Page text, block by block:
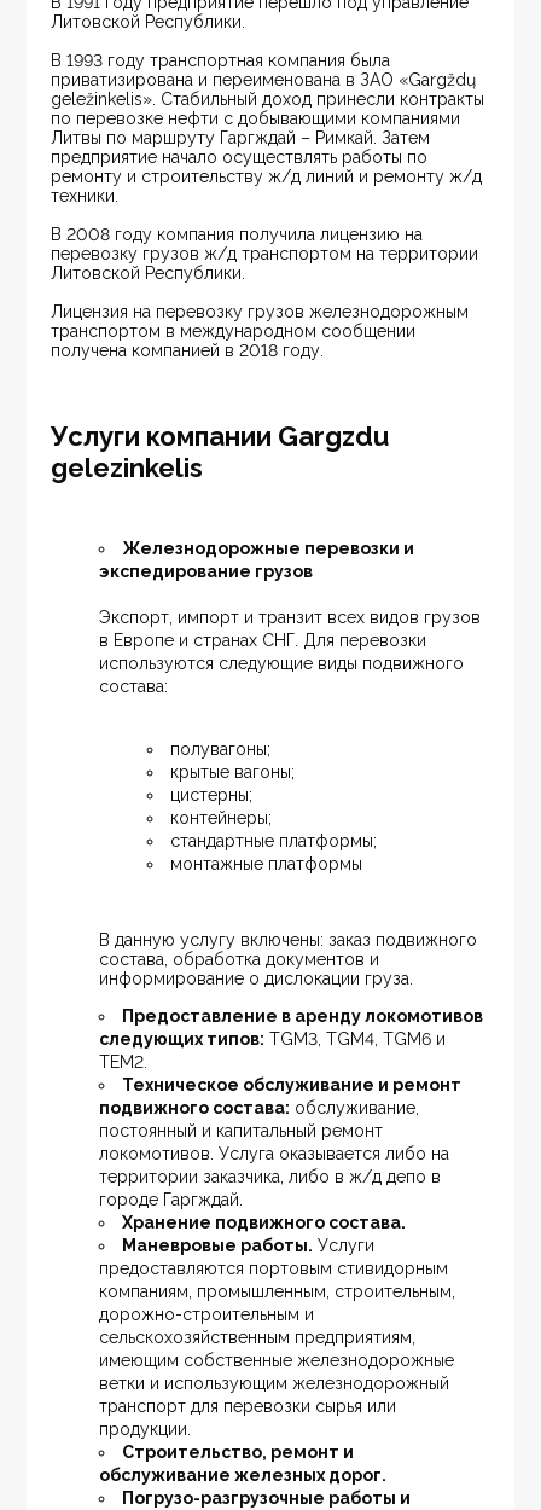
Литовской Республики.
В 1993 году транспортная компания была
приватизирована и переименована в ЗАО «Gargždų
geležinkelis». Стабильный доход принесли контракты
по перевозке нефти с добывающими компаниями
Литвы по маршруту Гаргждай – Римкай. Затем
предприятие начало осуществлять работы по
ремонту и строительству ж/д линий и ремонту ж/д
техники.
В 2008 году компания получила лицензию на
перевозку грузов ж/д транспортом на территории
Литовской Республики.
Лицензия на перевозку грузов железнодорожным
транспортом в международном сообщении
получена компанией в 2018 году.
Услуги компании Gargzdu
gelezinkelis
Железнодорожные перевозки и
экспедирование грузов
Экспорт, импорт и транзит всех видов грузов
в Европе и странах СНГ. Для перевозки
используются следующие виды подвижного
состава:
полувагоны;
крытые вагоны;
цистерны;
контейнеры;
стандартные платформы;
монтажные платформы
В данную услугу включены: заказ подвижного
состава, обработка документов и
информирование о дислокации груза.
Предоставление в аренду локомотивов
следующих типов: TGM3, TGM4, TGM6 и
TEM2.
Техническое обслуживание и ремонт
подвижного состава: обслуживание,
постоянный и капитальный ремонт
локомотивов. Услуга оказывается либо на
территории заказчика, либо в ж/д депо в
городе Гаргждай.
Хранение подвижного состава.
Маневровые работы. Услуги
предоставляются портовым стивидорным
компаниям, промышленным, строительным,
дорожно-строительным и
сельскохозяйственным предприятиям,
имеющим собственные железнодорожные
ветки и использующим железнодорожный
транспорт для перевозки сырья или
продукции.
Строительство, ремонт и
обслуживание железных дорог.
Погрузо-разгрузочные работы и